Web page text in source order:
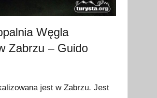
Węgla
Zabrzu – Guido
jest w Zabrzu. Jest